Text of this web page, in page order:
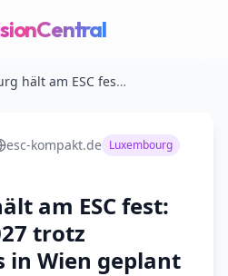
Luxemburg hält am ESC fest: Teilnahme 2027 trotz Halbfinal-Aus in Wien geplant
esc-kompakt.de Luxembourg
am ESC fest:
trotz
in Wien geplant